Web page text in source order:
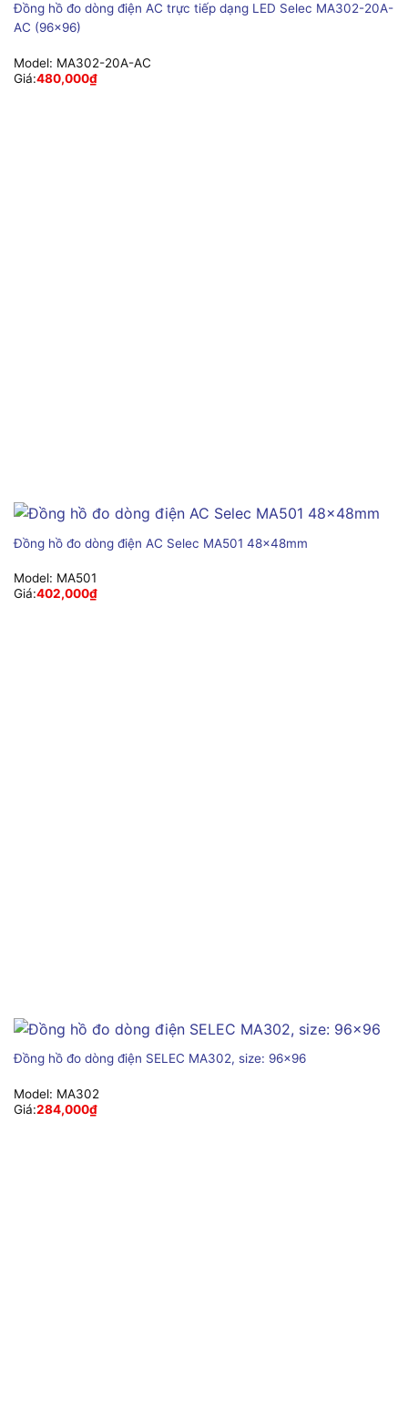
Đồng hồ đo dòng điện AC trực tiếp dạng LED Selec MA302-20A-
AC (96×96)
Model: MA302-20A-AC
Giá:480,000₫
Đồng hồ đo dòng điện AC Selec MA501 48x48mm
Model: MA501
Giá:402,000₫
Đồng hồ đo dòng điện SELEC MA302, size: 96×96
Model: MA302
Giá:284,000₫